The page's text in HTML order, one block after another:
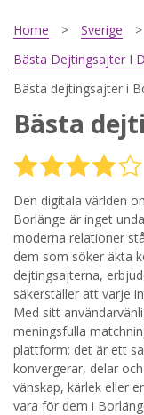
Genom att
Sekretesspolicyn
reklam via e-
tillbaka
Home Sverige
Bästa Dejtingsajter I
Bästa dejtingsajter i
Bästa
Den digitala världen
Borlänge är inget
moderna relationer
dem som söker äkta
dejtingsajterna,
säkerställer att varje
Med sitt
meningsfulla
plattform; det är ett
konvergerar, delar
vänskap, kärlek eller
vara för dem i